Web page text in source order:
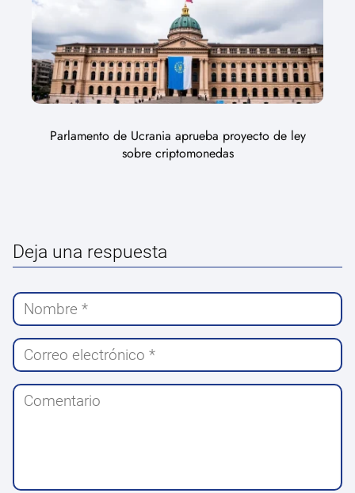
Parlamento de Ucrania aprueba proyecto de ley
sobre criptomonedas
Deja una respuesta